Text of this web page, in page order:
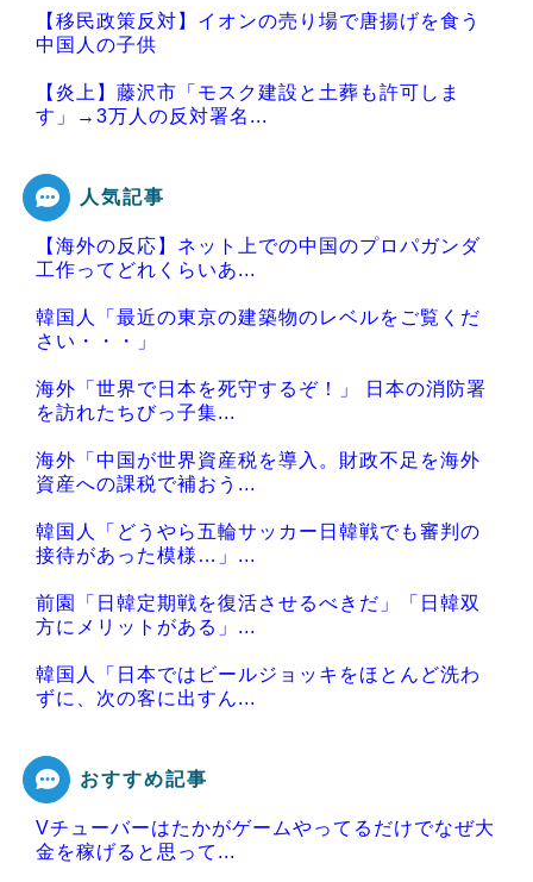
【移民政策反対】イオンの売り場で唐揚げを食う
中国人の子供
【炎上】藤沢市「モスク建設と土葬も許可しま
す」→3万人の反対署名...
Powered by livedoor 相互RSS
人気記事
【海外の反応】ネット上での中国のプロパガンダ
工作ってどれくらいあ...
韓国人「最近の東京の建築物のレベルをご覧くだ
さい・・・」
海外「世界で日本を死守するぞ！」 日本の消防署
を訪れたちびっ子集...
海外「中国が世界資産税を導入。財政不足を海外
資産への課税で補おう...
韓国人「どうやら五輪サッカー日韓戦でも審判の
接待があった模様…」...
前園「日韓定期戦を復活させるべきだ」「日韓双
方にメリットがある」...
韓国人「日本ではビールジョッキをほとんど洗わ
ずに、次の客に出すん...
Powered by livedoor 相互RSS
おすすめ記事
Vチューバーはたかがゲームやってるだけでなぜ大
金を稼げると思って...